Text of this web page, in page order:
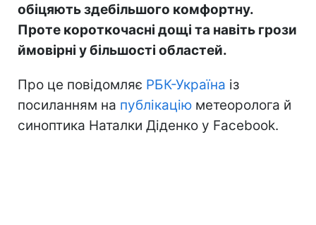
обіцяють здебільшого комфортну.
Проте короткочасні дощі та навіть грози
ймовірні у більшості областей.
Про це повідомляє РБК-Україна із
посиланням на публікацію метеоролога й
синоптика Наталки Діденко у Facebook.